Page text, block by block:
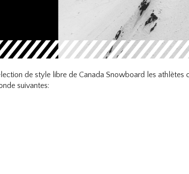
de style libre de Canada Snowboard les athlètes
suivantes: